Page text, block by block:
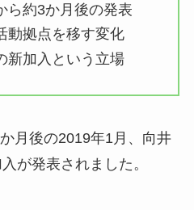
ら約3か月後の発表
動拠点を移す変化
新加入という立場
月後の2019年1月、向井
が発表されました。